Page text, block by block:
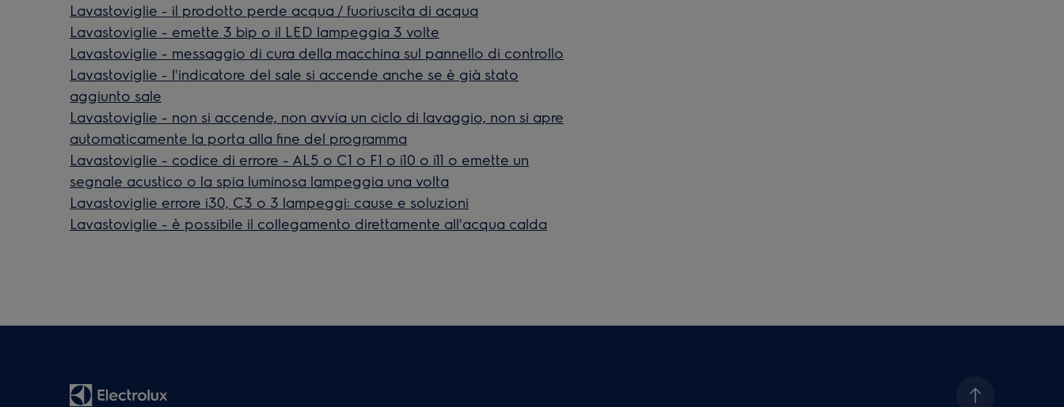
Lavastoviglie - il prodotto perde acqua / fuoriuscita di acqua
Lavastoviglie - emette 3 bip o il LED lampeggia 3 volte
Lavastoviglie - messaggio di cura della macchina sul pannello di controllo
Lavastoviglie - l'indicatore del sale si accende anche se è già stato
aggiunto sale
Lavastoviglie - non si accende, non avvia un ciclo di lavaggio, non si apre
automaticamente la porta alla fine del programma
Lavastoviglie - codice di errore - AL5 o C1 o F1 o i10 o i11 o emette un
segnale acustico o la spia luminosa lampeggia una volta
Lavastoviglie errore i30, C3 o 3 lampeggi: cause e soluzioni
Lavastoviglie - è possibile il collegamento direttamente all'acqua calda